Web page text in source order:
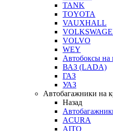
TANK
TOYOTA
VAUXHALL
VOLVO
WEY
Автобоксы на
ВАЗ (LADA)
ГАЗ
УАЗ
Автобагажники на
Назад
ACURA
AITO